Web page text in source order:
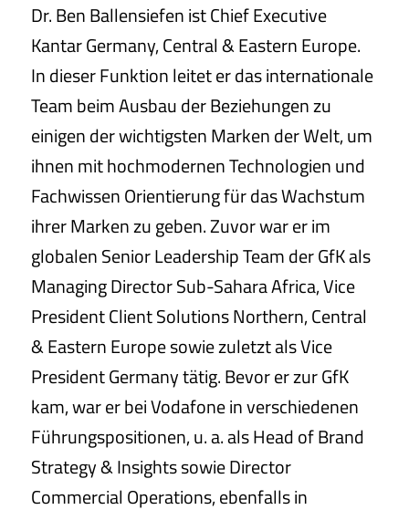
Dr. Ben Ballensiefen ist Chief Executive
Kantar Germany, Central & Eastern Europe.
In dieser Funktion leitet er das internationale
Team beim Ausbau der Beziehungen zu
einigen der wichtigsten Marken der Welt, um
ihnen mit hochmodernen Technologien und
Fachwissen Orientierung für das Wachstum
ihrer Marken zu geben. Zuvor war er im
globalen Senior Leadership Team der GfK als
Managing Director Sub-Sahara Africa, Vice
President Client Solutions Northern, Central
& Eastern Europe sowie zuletzt als Vice
President Germany tätig. Bevor er zur GfK
kam, war er bei Vodafone in verschiedenen
Führungspositionen, u. a. als Head of Brand
Strategy & Insights sowie Director
Commercial Operations, ebenfalls in